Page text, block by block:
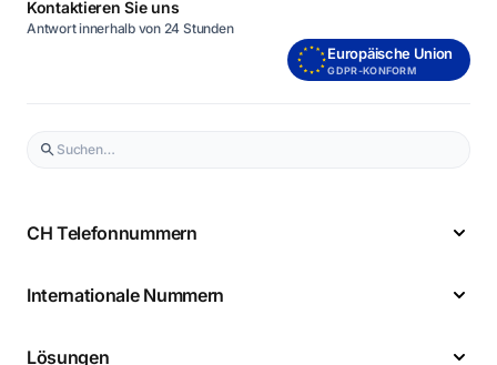
Kontaktieren Sie uns
Antwort innerhalb von 24 Stunden
Europäische Union
GDPR-KONFORM
CH Telefonnummern
Internationale Nummern
Lösungen